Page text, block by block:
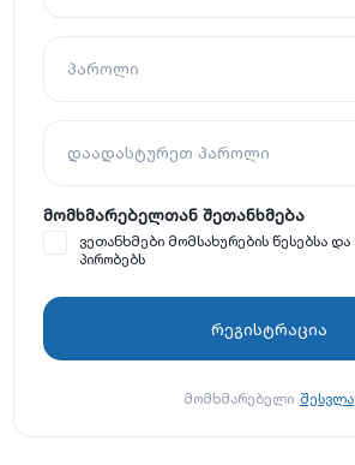
პაროლი
დაადასტურეთ პაროლი
მომხმარებელთან შეთანხმება
ვეთანხმები მომსახურების წესებსა და
პირობებს
მომხმარებელი შესვლა